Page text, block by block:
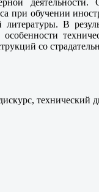
при обучении
В
со
технический